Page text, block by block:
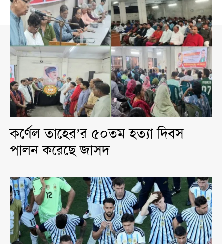
কর্ণেল তাহের’র ৫০তম হত্যা দিবস
পালন করেছে জাসদ